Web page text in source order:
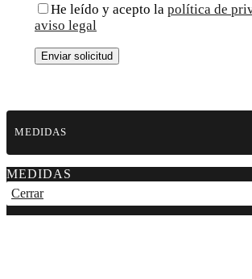
He leído y acepto la política de
aviso legal
MEDIDAS
MEDIDAS
Cerrar